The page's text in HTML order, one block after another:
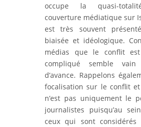
occupe la quasi-
couverture médiatique sur
est très souvent
biaisée et idéologique.
médias que le conflit
compliqué semble
d’avance. Rappelons
focalisation sur le conflit
n’est pas uniquement le
journalistes puisqu’au
ceux qui sont considérés